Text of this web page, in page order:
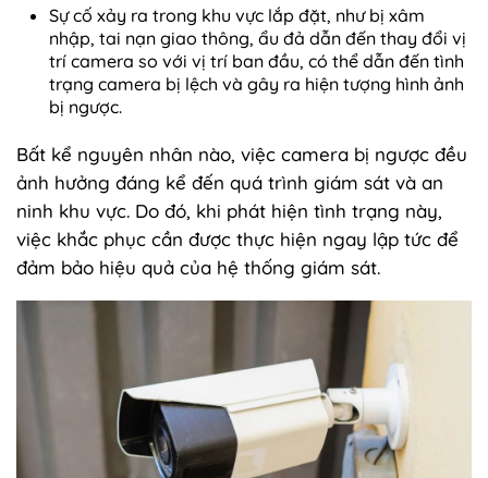
Sự cố xảy ra trong khu vực lắp đặt, như bị xâm
nhập, tai nạn giao thông, ẩu đả dẫn đến thay đổi vị
trí camera so với vị trí ban đầu, có thể dẫn đến tình
trạng camera bị lệch và gây ra hiện tượng hình ảnh
bị ngược.
Bất kể nguyên nhân nào, việc camera bị ngược đều
ảnh hưởng đáng kể đến quá trình giám sát và an
ninh khu vực. Do đó, khi phát hiện tình trạng này,
việc khắc phục cần được thực hiện ngay lập tức để
đảm bảo hiệu quả của hệ thống giám sát.